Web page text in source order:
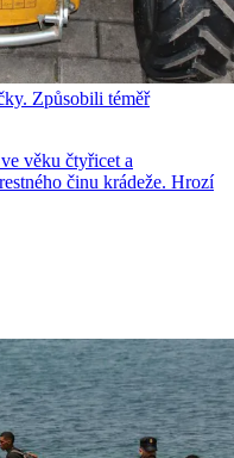
Způsobili téměř
věku čtyřicet a
činu krádeže. Hrozí